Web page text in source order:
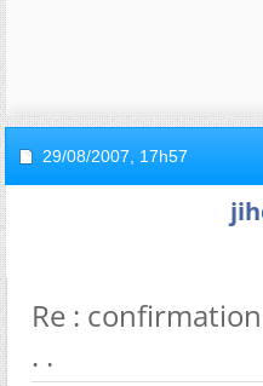
29/08/2007, 17h57
Re :
. .